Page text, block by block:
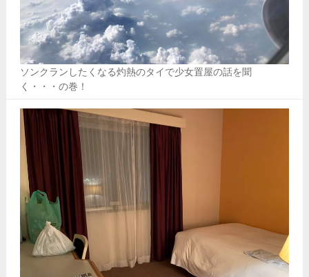
ソンクランしたくなる灼熱のタイで少女置屋の話を聞
く・・・の巻！